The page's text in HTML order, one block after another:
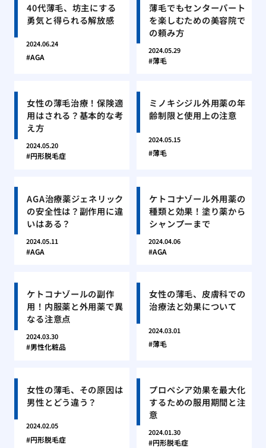
40代薄毛、坊主にする
勇気と得られる解放感
2024.06.24
AGA
薄毛でもセンターパート
を楽しむための美容院で
の頼み方
2024.05.29
薄毛
女性の薄毛治療！保険適
用はされる？基本的な考
え方
2024.05.20
円形脱毛症
ミノキシジル外用薬の年
齢制限と使用上の注意
2024.05.15
薄毛
AGA治療薬ジェネリック
の安全性は？副作用に違
いはある？
2024.05.11
AGA
ケトコナゾール外用薬の
種類と効果！塗り薬から
シャンプーまで
2024.04.06
AGA
ケトコナゾールの副作
用！内服薬と外用薬で異
なる注意点
2024.03.30
男性化粧品
女性の薄毛、皮膚科での
治療法と効果について
2024.03.01
薄毛
女性の薄毛、その原因は
男性とどう違う？
2024.02.05
円形脱毛症
プロペシア効果を最大化
するための服用期間と注
意
2024.01.30
円形脱毛症